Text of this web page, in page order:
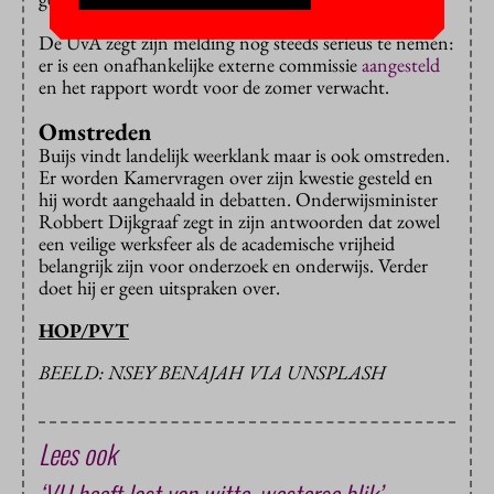
De UvA zegt zijn melding nog steeds serieus te nemen:
er is een onafhankelijke externe commissieaangesteld
en het rapport wordt voor de zomer verwacht.
Omstreden
Buijs vindt landelijk weerklank maar is ook omstreden.
Er worden Kamervragen over zijn kwestie gesteld en
hij wordt aangehaald in debatten. Onderwijsminister
Robbert Dijkgraaf zegt in zijn antwoorden dat zowel
een veilige werksfeer als de academische vrijheid
belangrijk zijn voor onderzoek en onderwijs. Verder
doet hij er geen uitspraken over.
HOP/PVT
BEELD: NSEY BENAJAH VIA UNSPLASH
Lees ook